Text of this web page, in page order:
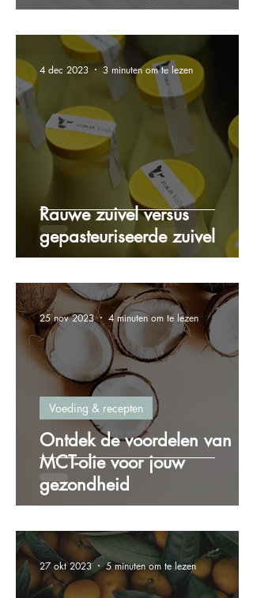
Rauwe zuivel versus
gepasteuriseerde zuivel
4 dec 2023 3 minuten om te lezen
Ontdek de voordelen van
MCT-olie voor jouw
gezondheid
Voeding & recepten
25 nov 2023 4 minuten om te lezen
27 okt 2023 5 minuten om te lezen